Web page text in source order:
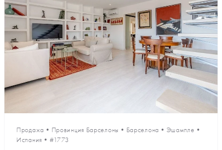
Продажа • Провинция Барселоны • Барселона • Эшампле •
Испания • #1773